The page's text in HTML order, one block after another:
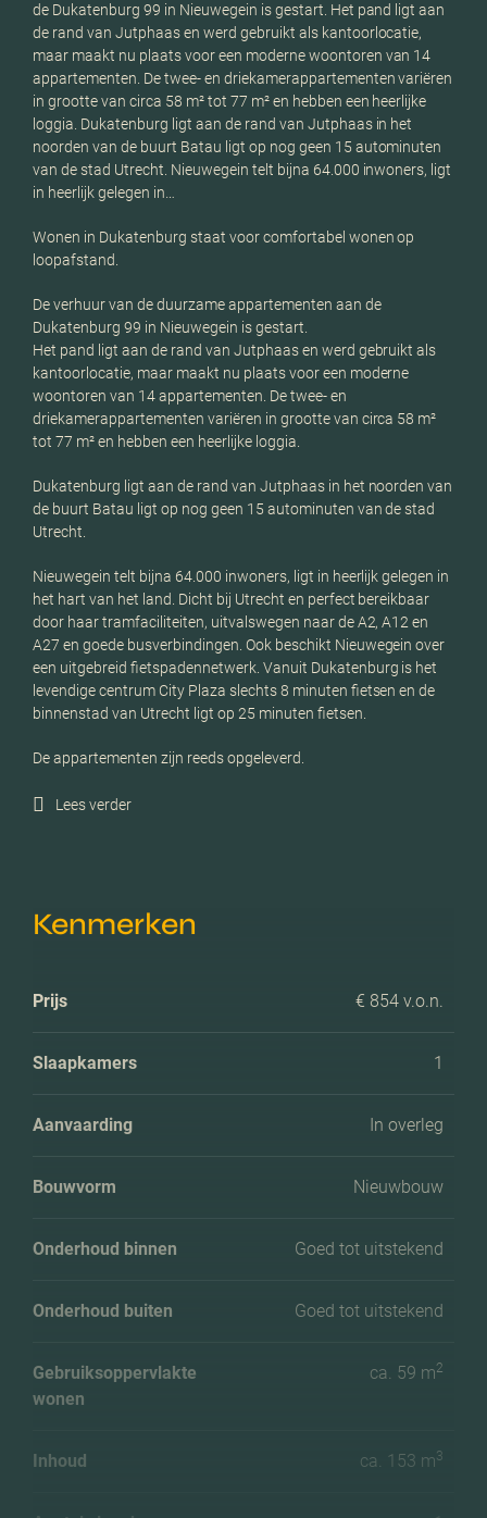
de Dukatenburg 99 in Nieuwegein is gestart. Het pand ligt aan
de rand van Jutphaas en werd gebruikt als kantoorlocatie,
maar maakt nu plaats voor een moderne woontoren van 14
appartementen. De twee- en driekamerappartementen variëren
in grootte van circa 58 m² tot 77 m² en hebben een heerlijke
loggia. Dukatenburg ligt aan de rand van Jutphaas in het
noorden van de buurt Batau ligt op nog geen 15 autominuten
van de stad Utrecht. Nieuwegein telt bijna 64.000 inwoners, ligt
in heerlijk gelegen in…
Wonen in Dukatenburg staat voor comfortabel wonen op
loopafstand.
De verhuur van de duurzame appartementen aan de
Dukatenburg 99 in Nieuwegein is gestart.
Het pand ligt aan de rand van Jutphaas en werd gebruikt als
kantoorlocatie, maar maakt nu plaats voor een moderne
woontoren van 14 appartementen. De twee- en
driekamerappartementen variëren in grootte van circa 58 m²
tot 77 m² en hebben een heerlijke loggia.
Dukatenburg ligt aan de rand van Jutphaas in het noorden van
de buurt Batau ligt op nog geen 15 autominuten van de stad
Utrecht.
Nieuwegein telt bijna 64.000 inwoners, ligt in heerlijk gelegen in
het hart van het land. Dicht bij Utrecht en perfect bereikbaar
door haar tramfaciliteiten, uitvalswegen naar de A2, A12 en
A27 en goede busverbindingen. Ook beschikt Nieuwegein over
een uitgebreid fietspadennetwerk. Vanuit Dukatenburg is het
levendige centrum City Plaza slechts 8 minuten fietsen en de
binnenstad van Utrecht ligt op 25 minuten fietsen.
De appartementen zijn reeds opgeleverd.
Lees verder
Kenmerken
Prijs € 854 v.o.n.
Slaapkamers 1
Aanvaarding In overleg
Bouwvorm Nieuwbouw
Onderhoud binnen Goed tot uitstekend
Onderhoud buiten Goed tot uitstekend
Gebruiksoppervlakte
wonen
ca. 59 m2
Inhoud ca. 153 m3